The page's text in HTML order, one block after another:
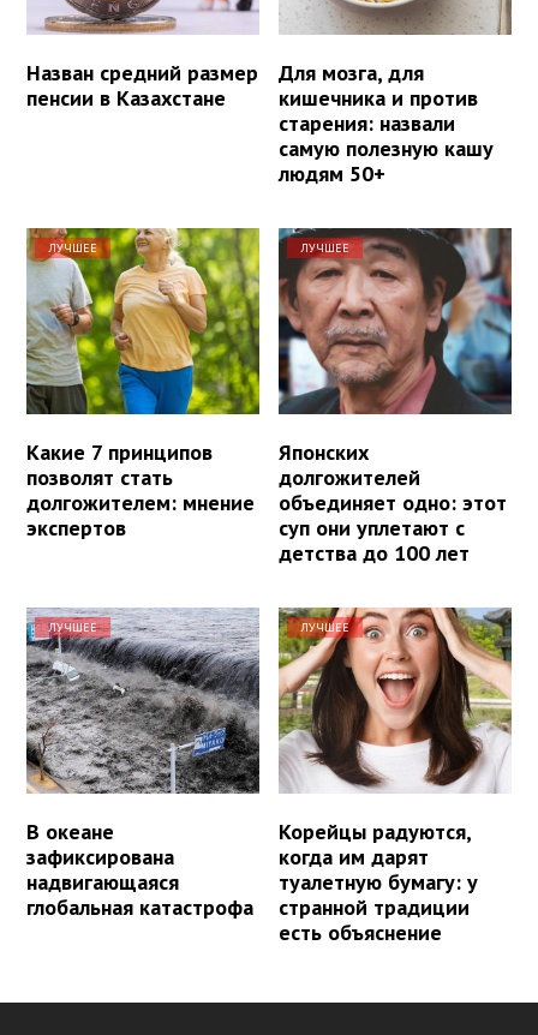
Назван средний размер
пенсии в Казахстане
Для мозга, для
кишечника и против
старения: назвали
самую полезную кашу
людям 50+
ЛУЧШЕЕ
Какие 7 принципов
позволят стать
долгожителем: мнение
экспертов
ЛУЧШЕЕ
Японских
долгожителей
объединяет одно: этот
суп они уплетают с
детства до 100 лет
ЛУЧШЕЕ
В океане
зафиксирована
надвигающаяся
глобальная катастрофа
ЛУЧШЕЕ
Корейцы радуются,
когда им дарят
туалетную бумагу: у
странной традиции
есть объяснение